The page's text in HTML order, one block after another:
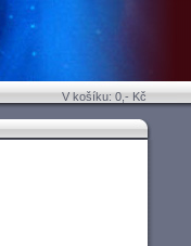
V košíku: 0,- Kč